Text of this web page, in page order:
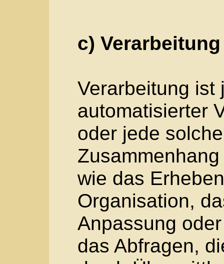
d) Einschränkung
Markierung
Daten mit dem
einzuschränken.
e) Profiling
Profiling ist jede
Verarbeitung